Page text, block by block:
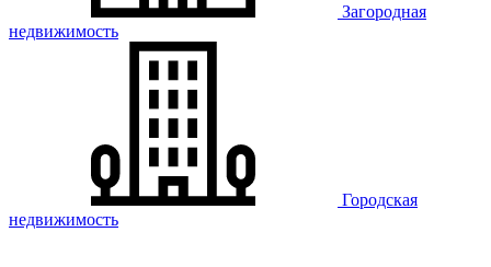
Загородная
недвижимость
Городская
недвижимость